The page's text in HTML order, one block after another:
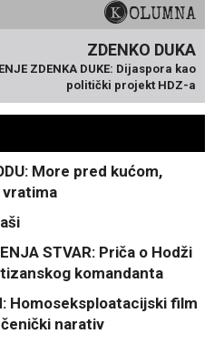
KOLUMNA
ZDENKO DUKA
ZDENKA DUKE: Dijaspora kao
politički projekt HDZ-a
More pred kućom,
vratima
STVAR: Priča o Hodži
komandanta
Homoseksploatacijski film
narativ